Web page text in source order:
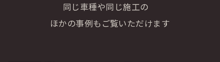
同じ車種や同じ施工の
ほかの事例もご覧いただけます